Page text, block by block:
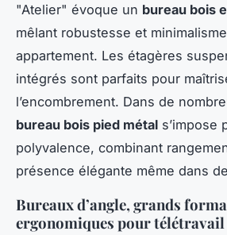
"Atelier" évoque un bureau bois
mêlant robustesse et
appartement. Les étagères
intégrés sont parfaits pour
l’encombrement. Dans de
bureau bois pied métal s’impose
polyvalence, combinant
présence élégante même dans
Bureaux d’angle, grands
ergonomiques pour télétravail